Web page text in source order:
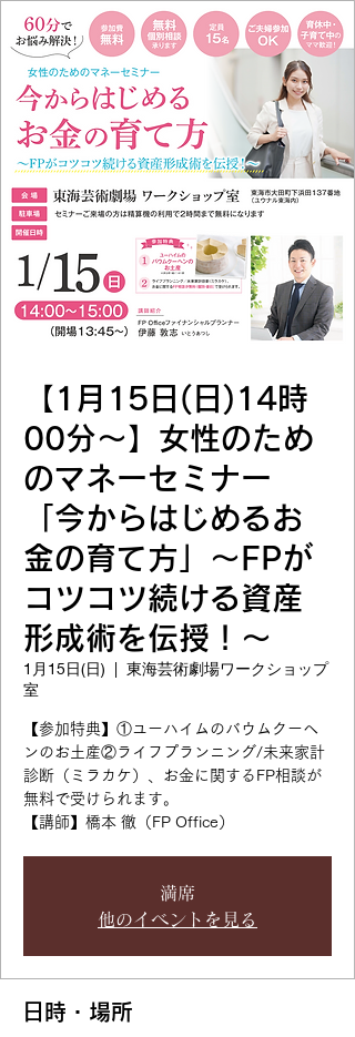
【1月15日(日)14時
00分～】女性のため
のマネーセミナー
「今からはじめるお
金の育て方」～FPが
コツコツ続ける資産
形成術を伝授！～
1月15日(日)
  |
東海芸術劇場ワークショップ
室
【参加特典】①ユーハイムのバウムクーヘ
ンのお土産②ライフプランニング/未来家計
診断（ミラカケ）、お金に関するFP相談が
無料で受けられます。
【講師】橋本 徹（FP Office）
満席
他のイベントを見る
日時・場所